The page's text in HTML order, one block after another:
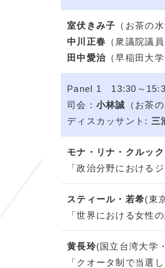
室伏きみ子 （お茶の
中川正春 （衆議院議
田中愛治 （早稲田大
Panel 1 13:30～
司会： 小林誠 （お茶
ディスカッサント: 三
モナ・リナ・クルック
「政治分野における
スティール・若希(東
「世界における女性
黄長玲(国立台湾大学
「クオータ制で当選